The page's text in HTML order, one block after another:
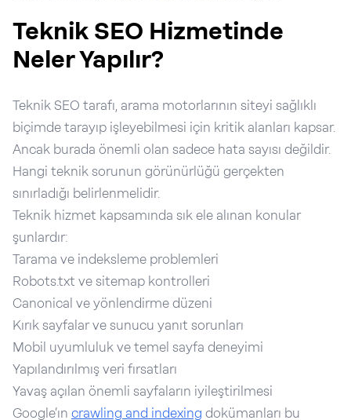
Teknik SEO Hizmetinde
Neler Yapılır?
Teknik SEO tarafı, arama motorlarının siteyi sağlıklı
biçimde tarayıp işleyebilmesi için kritik alanları kapsar.
Ancak burada önemli olan sadece hata sayısı değildir.
Hangi teknik sorunun görünürlüğü gerçekten
sınırladığı belirlenmelidir.
Teknik hizmet kapsamında sık ele alınan konular
şunlardır:
Tarama ve indeksleme problemleri
Robots.txt ve sitemap kontrolleri
Canonical ve yönlendirme düzeni
Kırık sayfalar ve sunucu yanıt sorunları
Mobil uyumluluk ve temel sayfa deneyimi
Yapılandırılmış veri fırsatları
Yavaş açılan önemli sayfaların iyileştirilmesi
Google’ın crawling and indexing dokümanları bu